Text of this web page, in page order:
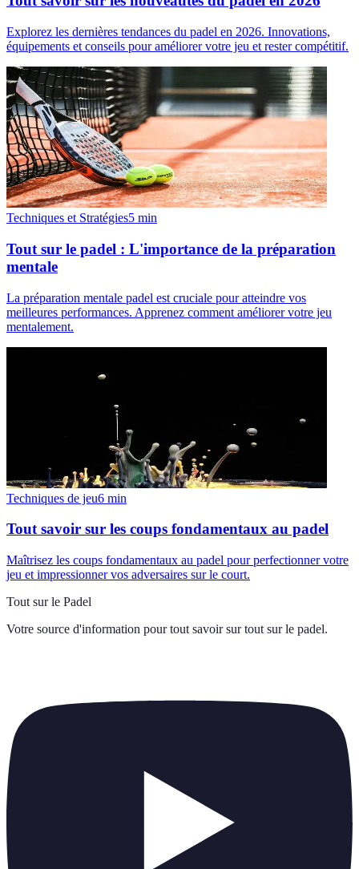
Explorez les dernières tendances du padel en 2026. Innovations,
équipements et conseils pour améliorer votre jeu et rester compétitif.
Techniques et Stratégies5 min
Tout sur le padel : L'importance de la préparation
mentale
La préparation mentale padel est cruciale pour atteindre vos
meilleures performances. Apprenez comment améliorer votre jeu
mentalement.
Techniques de jeu6 min
Tout savoir sur les coups fondamentaux au padel
Maîtrisez les coups fondamentaux au padel pour perfectionner votre
jeu et impressionner vos adversaires sur le court.
Tout sur le Padel
Votre source d'information pour tout savoir sur tout sur le padel.